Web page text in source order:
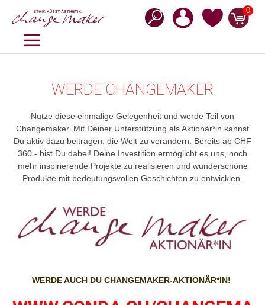
Inhalt
0
MENÜ
WERDE CHANGEMAKER
Nutze diese einmalige Gelegenheit und werde Teil von
Changemaker. Mit Deiner Unterstützung als Aktionär*in kannst
Du aktiv dazu beitragen, die Welt zu verändern. Bereits ab CHF
360.- bist Du dabei! Deine Investition ermöglicht es uns, noch
mehr inspirierende Projekte zu realisieren und wunderschöne
Produkte mit bedeutungsvollen Geschichten zu entwicklen.
WERDE AUCH DU CHANGEMAKER-AKTIONÄR*IN!